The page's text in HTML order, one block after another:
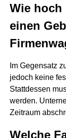
Wie
einen
Im Gegensatz
jedoch keine
Stattdessen
werden.
Zeitraum
Welche